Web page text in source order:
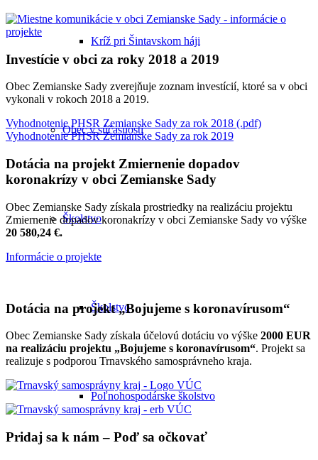
Kríž pri Šintavskom háji
Obec v súčasnosti
Školstvo
Školstvo
Poľnohospodárske školstvo
Investície v obci za roky 2018 a 2019
Obec Zemianske Sady zverejňuje zoznam investícií, ktoré sa v obci
vykonali v rokoch 2018 a 2019.
Vyhodnotenie PHSR Zemianske Sady za rok 2018 (.pdf)
Vyhodnotenie PHSR Zemianske Sady za rok 2019
Dotácia na projekt Zmiernenie dopadov
koronakrízy v obci Zemianske Sady
Obec Zemianske Sady získala prostriedky na realizáciu projektu
Zmiernenie dopadov koronakrízy v obci Zemianske Sady vo výške
20 580,24 €.
Informácie o projekte
Dotácia na projekt „Bojujeme s koronavírusom“
Obec Zemianske Sady získala účelovú dotáciu vo výške 2000 EUR
na realizáciu projektu „Bojujeme s koronavírusom“. Projekt sa
realizuje s podporou Trnavského samosprávneho kraja.
Pridaj sa k nám – Poď sa očkovať